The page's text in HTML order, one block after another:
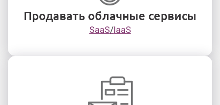
Готовые интеграции с ведущими
ОБЛАЧНАЯ ИНФРАСТРУКТУРА: AZURE, AWS,
ВАША ИНФРАСТРУКТУРА:Удобные панели
Продавать облачные сервисы
SaaS IaaS